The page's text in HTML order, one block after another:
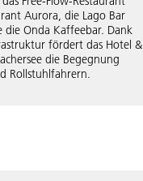
Aurora, die Lago Bar
die Onda Kaffeebar. Dank
fördert das Hotel &
die Begegnung
Rollstuhlfahrern.